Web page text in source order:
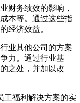
财务绩效的影响，
本等。通过这些指
经济效益。
业其他公司的方案
力。通过行业基
之处，并加以改
工福利解决方案的实